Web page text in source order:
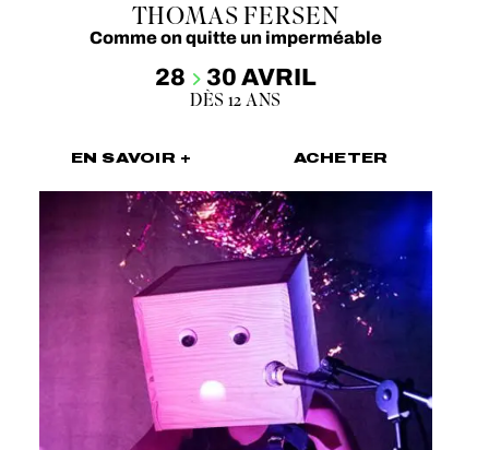
THOMAS FERSEN
Comme on quitte un imperméable
28 30 AVRIL
DÈS 12 ANS
EN SAVOIR + ACHETER